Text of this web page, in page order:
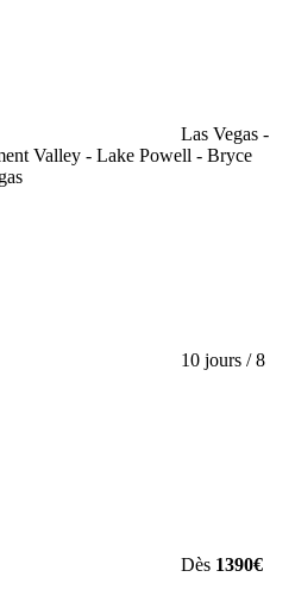
Las Vegas -
Valley - Lake Powell - Bryce
10 jours / 8
Dès 1390€